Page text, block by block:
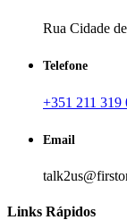
Rua Cidade
Telefone
+351 211 319
Email
Links Rápidos